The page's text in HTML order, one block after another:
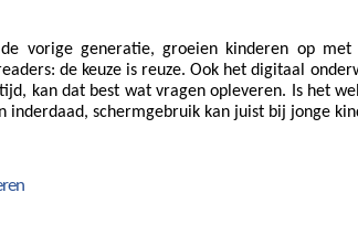
vorige generatie, groeien kinderen op
de keuze is reuze. Ook het digitaal
kan dat best wat vragen opleveren. Is het
inderdaad, schermgebruik kan juist bij jonge